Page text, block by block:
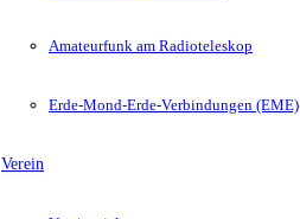
Amateurfunk am Radioteleskop
Erde-Mond-Erde-Verbindungen (EME)
Verein